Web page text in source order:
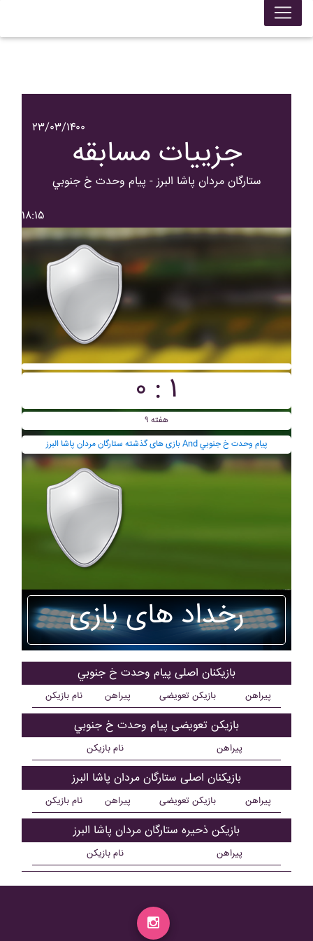
۲۳/۰۳/۱۴۰۰
جزییات مسابقه
ستارگان مردان پاشا البرز - پيام وحدت خ جنوبي
۱۸:۱۵
۰ : ۱
هفته ۹
بازی های گذشته ستارگان مردان پاشا البرز And پيام وحدت خ جنوبي
رخداد های بازی
بازیکنان اصلی پيام وحدت خ جنوبي
نام بازیکن پیراهن بازیکن تعویضی پیراهن
بازیکن تعویضی پيام وحدت خ جنوبي
نام بازیکن پیراهن
بازیکنان اصلی ستارگان مردان پاشا البرز
نام بازیکن پیراهن بازیکن تعویضی پیراهن
بازیکن ذحیره ستارگان مردان پاشا البرز
نام بازیکن پیراهن